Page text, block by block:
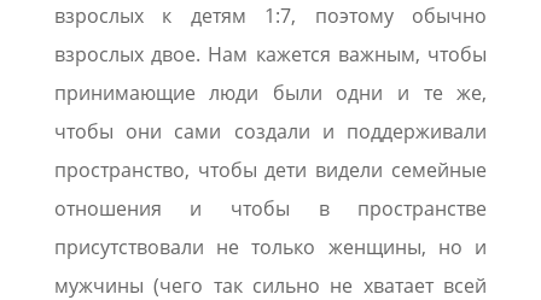
взрослых к детям 1:7, поэтому обычно
взрослых двое. Нам кажется важным, чтобы
принимающие люди были одни и те же,
чтобы они сами создали и поддерживали
пространство, чтобы дети видели семейные
отношения и чтобы в пространстве
присутствовали не только женщины, но и
мужчины (чего так сильно не хватает всей